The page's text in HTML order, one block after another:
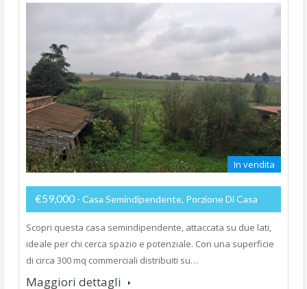
In vendita
€59,000 - Casa Semindipendente, Porzione Di Casa
Scopri questa casa semindipendente, attaccata su due lati,
ideale per chi cerca spazio e potenziale. Con una superficie
di circa 300 mq commerciali distribuiti su…
Maggiori dettagli